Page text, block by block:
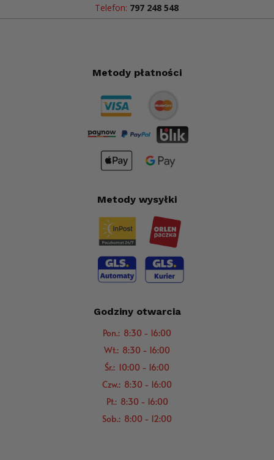
Telefon: 797 248 548
Metody płatności
Metody wysyłki
Godziny otwarcia
Pon.: 8:30 - 16:00
Wt.: 8:30 - 16:00
Śr.: 10:00 - 16:00
Czw.: 8:30 - 16:00
Pt.: 8:30 - 16:00
Sob.: 8:00 - 12:00